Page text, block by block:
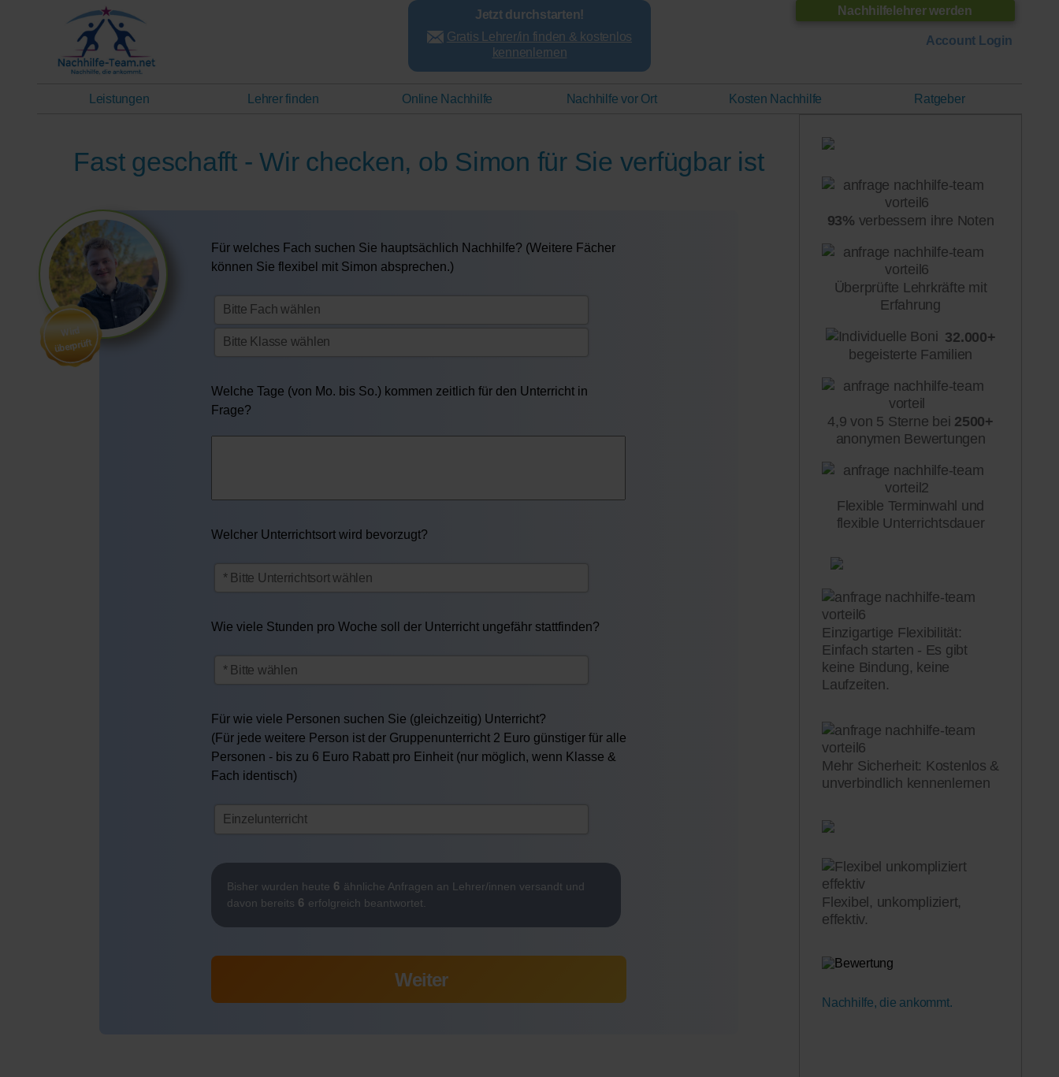
Nachhilfelehrer werden
Account Login
Jetzt durchstarten!
Gratis Lehrer/in finden & kostenlos
kennenlernen
Leistungen Lehrer finden Online Nachhilfe Nachhilfe vor Ort Kosten Nachhilfe Ratgeber
93% verbessern ihre Noten
Überprüfte Lehrkräfte mit
Erfahrung
32.000+
begeisterte Familien
4,9 von 5 Sterne bei 2500+
anonymen Bewertungen
Flexible Terminwahl und
flexible Unterrichtsdauer
Einzigartige Flexibilität:
Einfach starten - Es gibt
keine Bindung, keine
Laufzeiten.
Mehr Sicherheit: Kostenlos &
unverbindlich kennenlernen
Flexibel, unkompliziert,
effektiv.
Nachhilfe, die ankommt.
Wird
überprüft
Fast geschafft - Wir checken, ob Simon für Sie verfügbar ist
Für welches Fach suchen Sie hauptsächlich Nachhilfe? (Weitere Fächer
können Sie flexibel mit Simon absprechen.)
Welche Tage (von Mo. bis So.) kommen zeitlich für den Unterricht in
Frage?
Welcher Unterrichtsort wird bevorzugt?
Wie viele Stunden pro Woche soll der Unterricht ungefähr stattfinden?
Für wie viele Personen suchen Sie (gleichzeitig) Unterricht?
(Für jede weitere Person ist der Gruppenunterricht 2 Euro günstiger für alle
Personen - bis zu 6 Euro Rabatt pro Einheit (nur möglich, wenn Klasse &
Fach identisch)
Bisher wurden heute 6 ähnliche Anfragen an Lehrer/innen versandt und
davon bereits 6 erfolgreich beantwortet.